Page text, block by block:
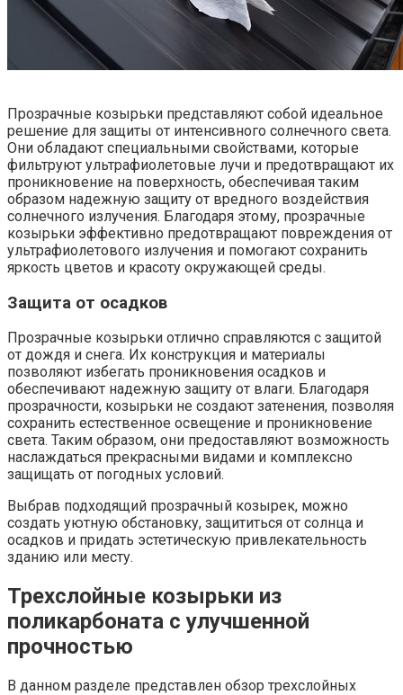
Прозрачные козырьки представляют собой идеальное
решение для защиты от интенсивного солнечного света.
Они обладают специальными свойствами, которые
фильтруют ультрафиолетовые лучи и предотвращают их
проникновение на поверхность, обеспечивая таким
образом надежную защиту от вредного воздействия
солнечного излучения. Благодаря этому, прозрачные
козырьки эффективно предотвращают повреждения от
ультрафиолетового излучения и помогают сохранить
яркость цветов и красоту окружающей среды.
Защита от осадков
Прозрачные козырьки отлично справляются с защитой
от дождя и снега. Их конструкция и материалы
позволяют избегать проникновения осадков и
обеспечивают надежную защиту от влаги. Благодаря
прозрачности, козырьки не создают затенения, позволяя
сохранить естественное освещение и проникновение
света. Таким образом, они предоставляют возможность
наслаждаться прекрасными видами и комплексно
защищать от погодных условий.
Выбрав подходящий прозрачный козырек, можно
создать уютную обстановку, защититься от солнца и
осадков и придать эстетическую привлекательность
зданию или месту.
Трехслойные козырьки из
поликарбоната с улучшенной
прочностью
В данном разделе представлен обзор трехслойных